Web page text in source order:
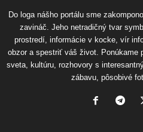
Do loga nášho portálu sme
zavináč. Jeho netradičný tvar
prostredí, informácie v kocke, vír
obzor a spestriť váš život. Ponúkame
sveta, kultúru, rozhovory s
zábavu, pôsobivé